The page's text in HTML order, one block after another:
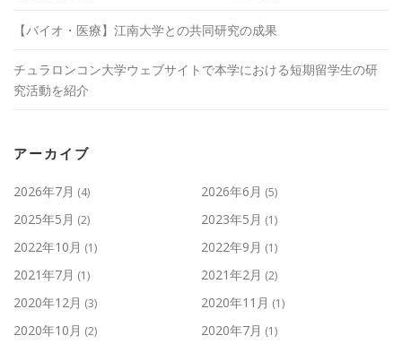
【バイオ・医療】江南大学との共同研究の成果
チュラロンコン大学ウェブサイトで本学における短期留学生の研
究活動を紹介
アーカイブ
2026年7月 (4) 2026年6月 (5)
2025年5月 (2) 2023年5月 (1)
2022年10月 (1) 2022年9月 (1)
2021年7月 (1) 2021年2月 (2)
2020年12月 (3) 2020年11月 (1)
2020年10月 (2) 2020年7月 (1)